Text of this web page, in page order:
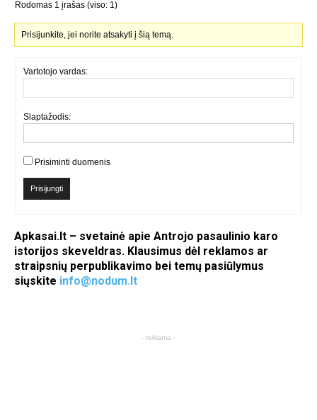
Rodomas 1 įrašas (viso: 1)
Prisijunkite, jei norite atsakyti į šią temą.
Vartotojo vardas:
Slaptažodis:
Prisiminti duomenis
Prisijungti
Apkasai.lt – svetainė apie Antrojo pasaulinio karo
istorijos skeveldras. Klausimus dėl reklamos ar
straipsnių perpublikavimo bei temų pasiūlymus
siųskite info@nodum.lt
- reklama -